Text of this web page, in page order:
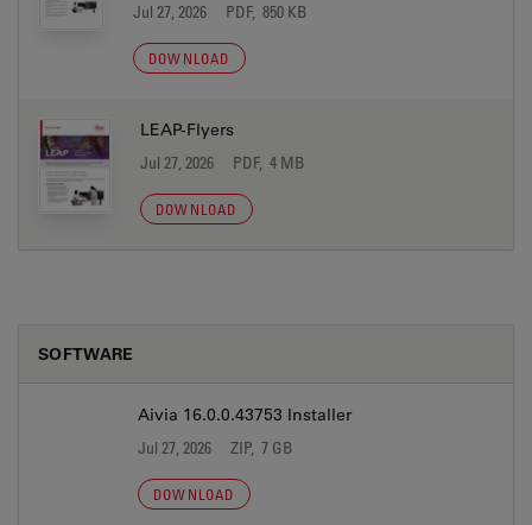
Jul 27, 2026 PDF, 850 KB
DOWNLOAD
LEAP-Flyers
Jul 27, 2026 PDF, 4 MB
DOWNLOAD
SOFTWARE
Aivia 16.0.0.43753 Installer
Jul 27, 2026 ZIP, 7 GB
DOWNLOAD